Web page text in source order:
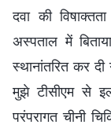
दवा की
अस्पताल में
स्थानांतरित कर
मुझे टीसीएम से
परंपरागत चीनी